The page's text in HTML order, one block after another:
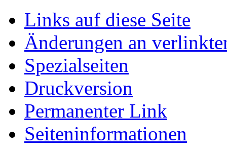
Links auf diese Seite
Änderungen an
Spezialseiten
Druckversion
Permanenter Link
Seiten­­informationen